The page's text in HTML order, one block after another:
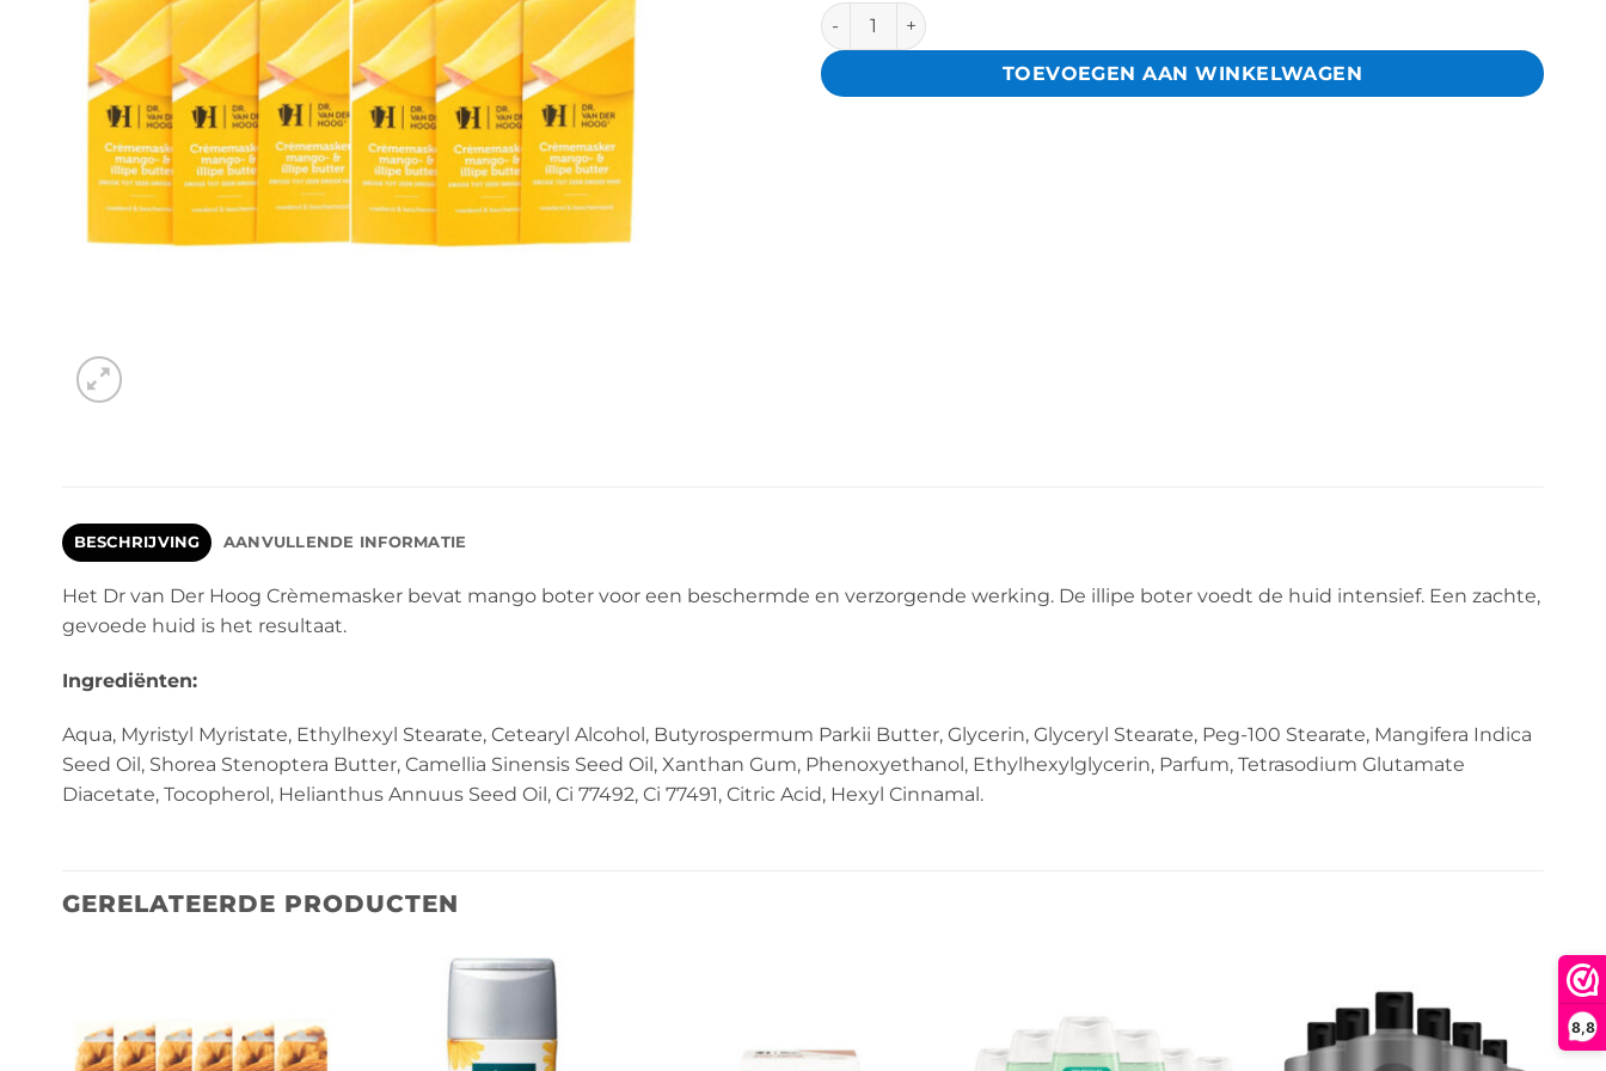
8,8
6x Dr. Van der Hoog Crèmemasker Mango & Illipe Butter 10 ml aantal
TOEVOEGEN AAN WINKELWAGEN
BESCHRIJVING AANVULLENDE INFORMATIE
Het Dr van Der Hoog Crèmemasker bevat mango boter voor een beschermde en verzorgende werking. De illipe boter voedt de huid intensief. Een zachte,
gevoede huid is het resultaat.
Ingrediënten:
Aqua, Myristyl Myristate, Ethylhexyl Stearate, Cetearyl Alcohol, Butyrospermum Parkii Butter, Glycerin, Glyceryl Stearate, Peg-100 Stearate, Mangifera Indica
Seed Oil, Shorea Stenoptera Butter, Camellia Sinensis Seed Oil, Xanthan Gum, Phenoxyethanol, Ethylhexylglycerin, Parfum, Tetrasodium Glutamate
Diacetate, Tocopherol, Helianthus Annuus Seed Oil, Ci 77492, Ci 77491, Citric Acid, Hexyl Cinnamal.
GERELATEERDE PRODUCTEN